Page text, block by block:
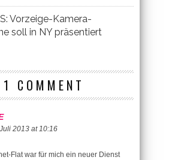
Vorzeige-Kamera-
soll in NY präsentiert
1 COMMENT
2013 at 10:16
Flat war für mich ein neuer Dienst